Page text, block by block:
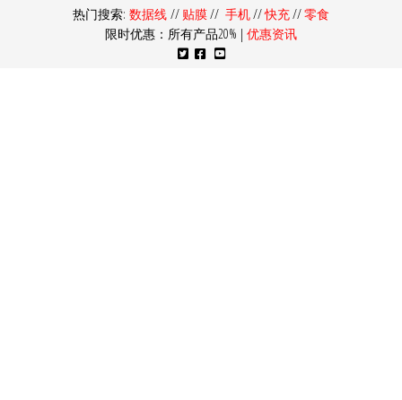
热门搜索: 数据线 // 贴膜// 手机//快充//零食
限时优惠：所有产品20% | 优惠资讯